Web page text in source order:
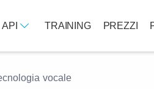
API TRAINING PREZZI
vocale